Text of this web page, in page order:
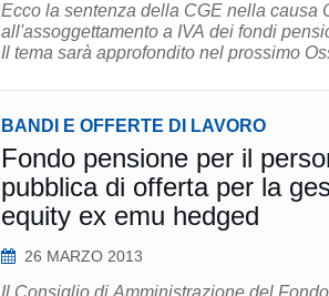
Ecco la sentenza della CGE nella causa
all'assoggettamento a IVA dei fondi
Il tema sarà approfondito nel prossimo
BANDI E OFFERTE DI LAVORO
Fondo pensione per il
pubblica di offerta per la
equity ex emu hedged
26 MARZO 2013
Il Consiglio di Amministrazione del